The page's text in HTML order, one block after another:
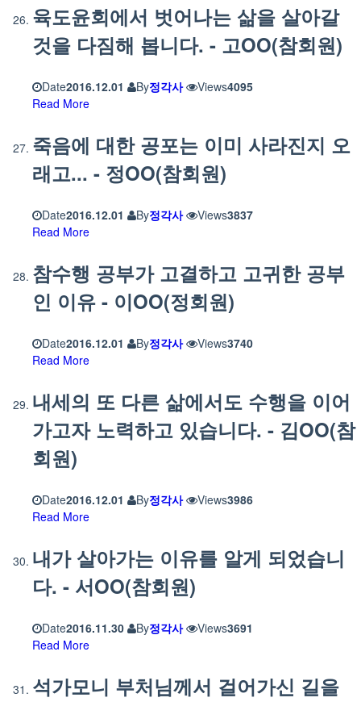
육도윤회에서 벗어나는 삶을 살아갈
것을 다짐해 봅니다. - 고OO(참회원)
Date2016.12.01 By정각사 Views4095
Read More
죽음에 대한 공포는 이미 사라진지 오
래고... - 정OO(참회원)
Date2016.12.01 By정각사 Views3837
Read More
참수행 공부가 고결하고 고귀한 공부
인 이유 - 이OO(정회원)
Date2016.12.01 By정각사 Views3740
Read More
내세의 또 다른 삶에서도 수행을 이어
가고자 노력하고 있습니다. - 김OO(참
회원)
Date2016.12.01 By정각사 Views3986
Read More
내가 살아가는 이유를 알게 되었습니
다. - 서OO(참회원)
Date2016.11.30 By정각사 Views3691
Read More
석가모니 부처님께서 걸어가신 길을